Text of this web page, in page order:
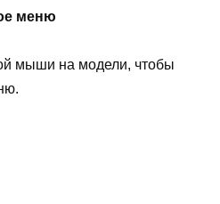
меню
мыши на модели, чтобы